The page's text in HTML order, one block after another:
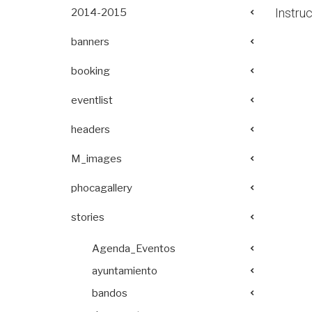
2014-2015
banners
booking
eventlist
headers
M_images
phocagallery
stories
Agenda_Eventos
ayuntamiento
bandos